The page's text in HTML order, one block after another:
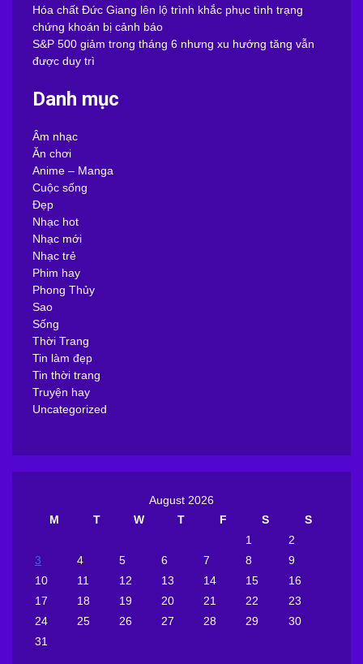
Hóa chất Đức Giang lên lộ trình khắc phục tình trạng
chứng khoán bị cảnh báo
S&P 500 giảm trong tháng 6 nhưng xu hướng tăng vẫn
được duy trì
Danh mục
Âm nhạc
Ăn chơi
Anime – Manga
Cuộc sống
Đẹp
Nhạc hot
Nhạc mới
Nhạc trẻ
Phim hay
Phong Thủy
Sao
Sống
Thời Trang
Tin làm đẹp
Tin thời trang
Truyện hay
Uncategorized
August 2026
M
T W T F S
S
1
2
3
4 5 6 7 8
9
10
11 12 13 14 15
16
17
18 19 20 21 22
23
24
25 26 27 28 29
30
31